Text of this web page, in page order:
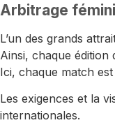
Arbitrage
L’un des grands
Ainsi, chaque édition
Ici, chaque match
Les exigences et la
internationales.